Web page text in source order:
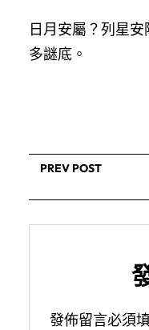
日月安屬？列星
多謎底。
PREV POST
發佈留言必須